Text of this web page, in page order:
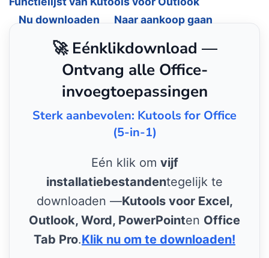
Nu downloaden
Naar aankoop gaan
🚀 Eénklikdownload —
Ontvang alle Office-
invoegtoepassingen
Sterk aanbevolen: Kutools for Office
(5-in-1)
Eén klik om vijf
installatiebestandentegelijk te
downloaden —Kutools voor Excel,
Outlook, Word, PowerPointen Office
Tab Pro.Klik nu om te downloaden!